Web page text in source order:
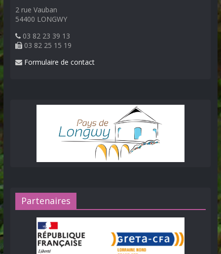
2 rue Vauban
54400 LONGWY
03 82 23 39 13
03 82 25 15 19
Formulaire de contact
Partenaires